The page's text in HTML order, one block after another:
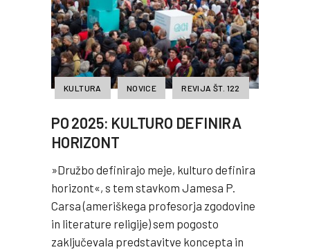
KULTURA NOVICE REVIJA ŠT. 122
PO 2025: KULTURO DEFINIRA
HORIZONT
»Družbo definirajo meje, kulturo definira
horizont«, s tem stavkom Jamesa P.
Carsa (ameriškega profesorja zgodovine
in literature religije) sem pogosto
zaključevala predstavitve koncepta in